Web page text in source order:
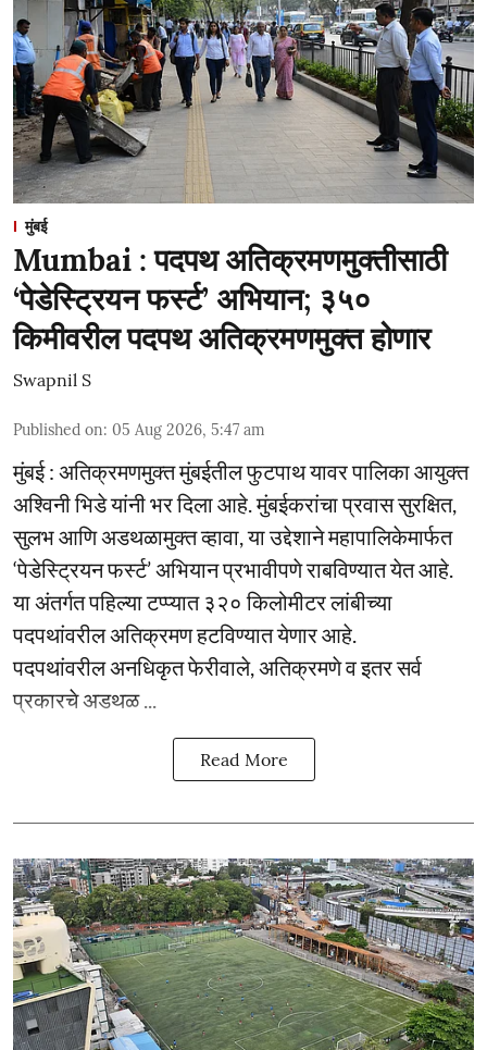
मुंबई
Mumbai : पदपथ अतिक्रमणमुक्तीसाठी
‘पेडेस्ट्रियन फर्स्ट’ अभियान; ३५०
किमीवरील पदपथ अतिक्रमणमुक्त होणार
Swapnil S
Published on: 05 Aug 2026, 5:47 am
मुंबई : अतिक्रमणमुक्त मुंबईतील फुटपाथ यावर पालिका आयुक्त
अश्विनी भिडे यांनी भर दिला आहे. मुंबईकरांचा प्रवास सुरक्षित,
सुलभ आणि अडथळामुक्त व्हावा, या उद्देशाने महापालिकेमार्फत
‘पेडेस्ट्रियन फर्स्ट’ अभियान प्रभावीपणे राबविण्यात येत आहे.
या अंतर्गत पहिल्या टप्प्यात ३२० किलोमीटर लांबीच्या
पदपथांवरील अतिक्रमण हटविण्यात येणार आहे.
पदपथांवरील अनधिकृत फेरीवाले, अतिक्रमणे व इतर सर्व
प्रकारचे अडथळ ...
Read More